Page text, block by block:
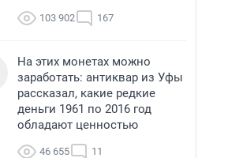
103 902 167
На этих монетах можно
заработать: антиквар из Уфы
рассказал, какие редкие
деньги 1961 по 2016 год
обладают ценностью
46 655 11